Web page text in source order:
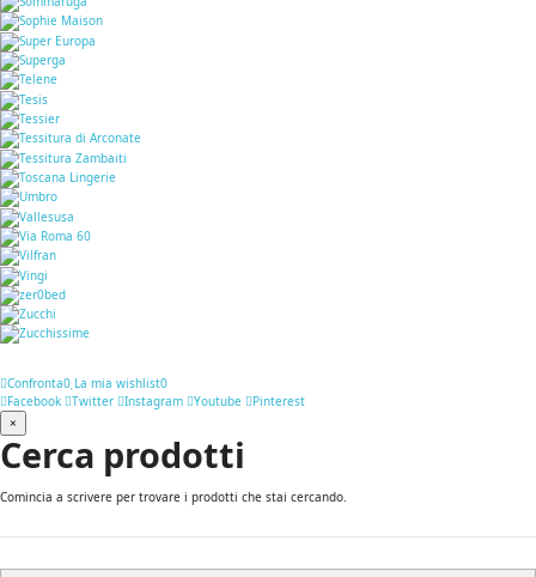
Confronta0 La mia wishlist0
Facebook
Twitter Instagram Youtube
Pinterest
×
Cerca prodotti
Comincia a scrivere per trovare i prodotti che stai cercando.